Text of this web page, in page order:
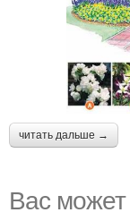
читать дальше →
Вас может